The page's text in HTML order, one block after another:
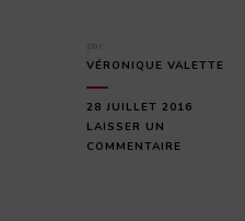
VÉRONIQUE VALETTE
28 JUILLET 2016
LAISSER UN
COMMENTAIRE